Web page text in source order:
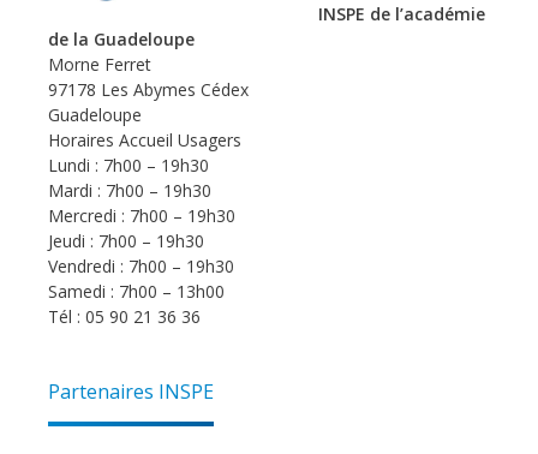
INSPE de l’académie
de la Guadeloupe
Morne Ferret
97178 Les Abymes Cédex
Guadeloupe
Horaires Accueil Usagers
Lundi : 7h00 – 19h30
Mardi : 7h00 – 19h30
Mercredi : 7h00 – 19h30
Jeudi : 7h00 – 19h30
Vendredi : 7h00 – 19h30
Samedi : 7h00 – 13h00
Tél : 05 90 21 36 36
Partenaires INSPE